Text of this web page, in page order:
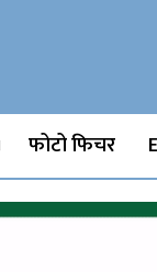
फोटो फिचर